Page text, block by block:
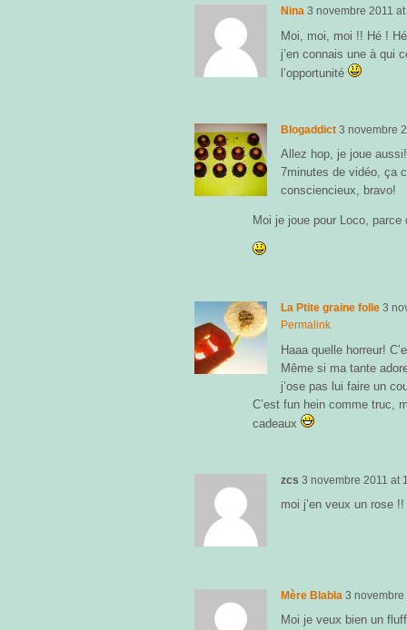
Nina 3 novembre 2011
Moi, moi, moi !! Hé !
j’en connais une à qui
l’opportunité
Blogaddict 3 novembre
Allez hop, je joue
7minutes de vidéo, ça
consciencieux, bravo!
Moi je joue pour Loco, parce
La Ptite graine folle 3
Permalink
Haaa quelle horreur!
Même si ma tante
j’ose pas lui faire un
C’est fun hein comme truc,
cadeaux
zcs 3 novembre 2011 at
moi j’en veux un rose
Mère Blabla 3 novembre
Moi je veux bien un